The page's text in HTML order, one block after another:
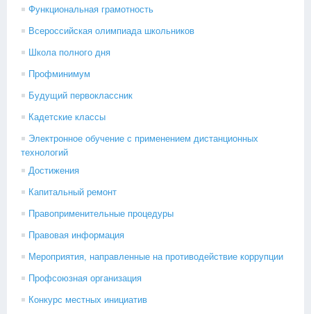
Функциональная грамотность
Всероссийская олимпиада школьников
Школа полного дня
Профминимум
Будущий первоклассник
Кадетские классы
Электронное обучение с применением дистанционных
технологий
Достижения
Капитальный ремонт
Правоприменительные процедуры
Правовая информация
Мероприятия, направленные на противодействие коррупции
Профсоюзная организация
Конкурс местных инициатив